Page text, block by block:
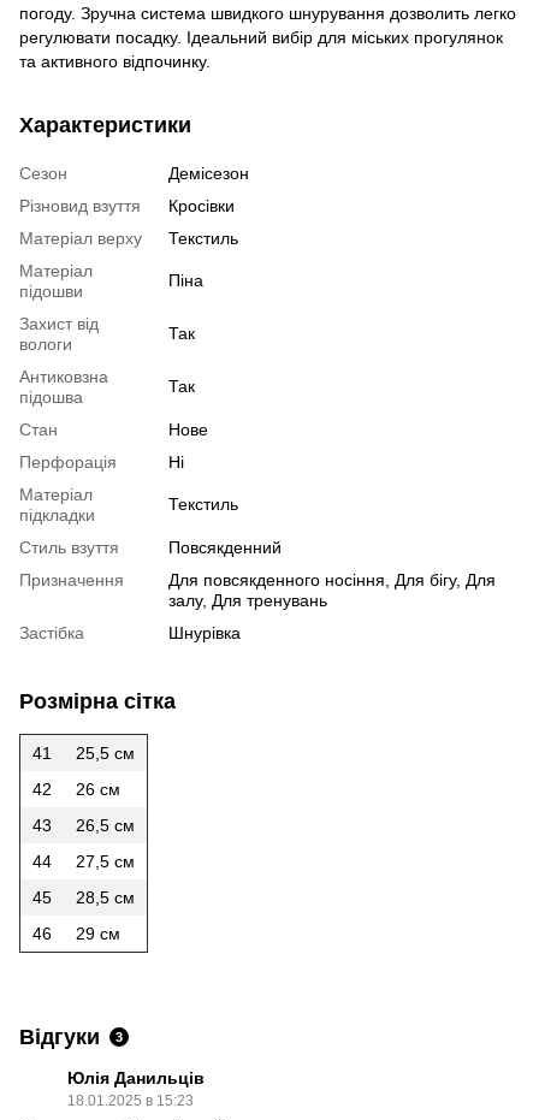
погоду. Зручна система швидкого шнурування дозволить легко
регулювати посадку. Ідеальний вибір для міських прогулянок
та активного відпочинку.
Характеристики
Сезон
Демісезон
Різновид взуття
Кросівки
Матеріал верху
Текстиль
Матеріал
підошви
Піна
Захист від
вологи
Так
Антиковзна
підошва
Так
Стан
Нове
Перфорація
Ні
Матеріал
підкладки
Текстиль
Стиль взуття
Повсякденний
Призначення
Для повсякденного носіння, Для бігу, Для
залу, Для тренувань
Застібка
Шнурівка
Розмірна сітка
41
25,5 см
42
26 см
43
26,5 см
44
27,5 см
45
28,5 см
46
29 см
Відгуки 3
Юлія Данильців
18.01.2025 в 15:23